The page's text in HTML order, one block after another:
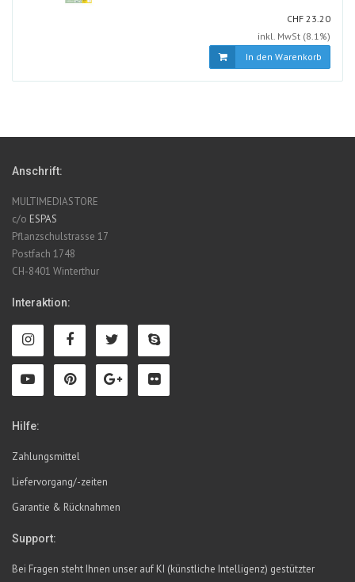
CHF CHF
23.20
inkl. MwSt (8.1%)
In den Warenkorb
Anschrift:
MULTIMEDIASTORE
c/o ESPAS
Pflanzschulstrasse 17
Postfach 1748
CH-8401 Winterthur
Interaktion:
Hilfe:
Zahlungsmittel
Liefervorgang/-zeiten
Garantie & Rücknahmen
Support:
Bei Fragen steht Ihnen unser auf KI (künstliche Intelligenz) gestützter